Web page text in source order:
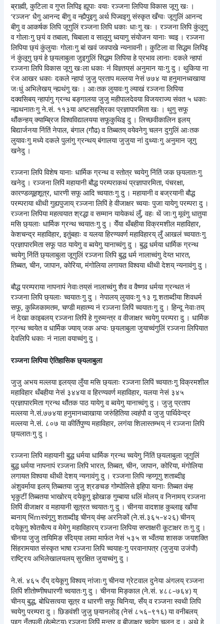
ब्राह्मी, कुटिला व गुप्त लिपिइ ह्यूपाः वयाः रञ्जना लिपिया विकास जूगु खः ।
‘रञ्जन’ धैगु आनन्द बीगु व न्ह्यैपुइगु अर्थ पिज्वइगु संस्कृत खँग्वः जूगुलिं आनन्द
बीगु व आकर्षक लिपि जूगुलिं रञ्जना लिपि धकाः धाःगु खः । रञ्जना लिपि कुंलूगु
व गोलाःगु छ्यं व तबाला, चिबाला व सालूगु ध्वयागु संयोजन यानाः च्वइ । रञ्जना
लिपिया छ्यं कुंलुयाः गोलाःगु बां खवं जवपाखे न्यनावनी । कुटिला वा सिद्धम लिपिइ
नं कुंलूगु छ्यं हे छ्यलाबुला जुइगुलिं सिद्धम लिपिया हे प्रभाव लानाः दकले न्हापां
रञ्जना लिपि विकास जूगु खःला धकाः नं विज्ञ्तय्‌सं अनुमान याःगु दु । थुकिया ना
रंज आखर धकाः दकले न्हापां जुजु प्रताप मल्लया नेसं ७७४ या हनुमानध्वखाया
जःधुं अभिलेखय् न्ह्यथंगु खः । आःतक लुयावःगु ल्याखं रञ्जना लिपिया
दक्वसिबय् न्हापांगु ग्रन्थ बङ्गालया जुजु महीपालदेवया विजयराज्य संवत ५ धकाः
न्ह्यथनातःगु ने.सं. ११३या अष्टसहस्रिका प्रज्ञापारमिता खः । थुगु सफू
थौंकन्हय् क्याम्ब्रिज विश्वविद्यालयया सफूकुथिइ दु । लिच्छवीकालिन इलय्
बिद्यार्जनया निंतिं नेपाल, बंगाल (गौढ) व तिब्बतय् वयेवनेगु चलन दुगुलिं आःतक
लुयावःगु मध्ये दकले पुलांगु ग्रन्थय् बंगालया जुजुया नां दुथ्याःगु अनुमान जूगु
खनेदु ।
रञ्जना लिपि विशेष यानाः धार्मिक ग्रन्थ व स्तोत्र च्वयेगु निंतिं जक छ्यलातःगु
खनेदु । रञ्जना लिपिं महायानी बौद्ध परम्पराकथं प्रज्ञापारमिता, पंचरक्षा,
कारण्डव्यूहशूत्र, धारणी सफू आदि च्वयातःगु दु । महायानी व बज्रयानी बौद्ध
परम्पराया थीथी गुह्यपुजाय् रञ्जना लिपिं हे वीजाक्षर च्वयाः पुजा यायेगु परम्परा दु ।
रञ्जना लिपिया महत्वयात श्रद्धा व सम्मान यायेकथं लुँ, वहः थें जाःगु मूवंगु धातुया
मसि छ्यलाः धार्मिक ग्रन्थ च्वयातःगु दु । येँया थँबहीया विक्रमशील महाविहार,
केशचन्द्र महाविहार, इतुंबहाः व यलया हिरण्यवर्ण महाविहारय् लुँ आखलं च्वयातःगु
प्रज्ञापारमिता सफू पाठ यायेगु व ब्वयेगु यानाच्वंगु दु । बुद्ध धर्मया धार्मिक ग्रन्थ
च्वयेगु निंतिं छ्यलाबुला जूगुलिं रञ्जना लिपि बुद्ध धर्म नालाच्वंगु देय्त भारत,
तिब्बत, चीन, जापान, कोरिया, मंगोलिया लगायत विश्वया थीथी देशय् न्यनावंगु दु ।
बौद्ध परम्पराया नापनापं नेवाःतय्‌सं नालाच्वंगु शैव व वैष्णव धर्मया ग्रन्थत नं
रञ्जना लिपि छ्यलाः च्वयातःगु दु । नेपालय् लुयावःगु १३ गू शताब्दीया शिवधर्म
सफू, कुब्जिकामतम, चण्डी महात्म्य नं रञ्जना लिपिं च्वयातःगु दु । हिन्दू नेवाःतय्
नं देखा काइबलय् रञ्जना लिपिं हे गुरुमन्त्र व वीजाक्षर च्वयेगु परम्परा दु । धार्मिक
ग्रन्थ च्वयेत व धार्मिक ज्याय् जक अप्वः छ्यलाबुला जुयाच्वंगुलिं रञ्जना लिपियात
देवलिपि धकाः नं नाला वयाच्वंगु दु ।
रञ्जना लिपिया ऐतिहासिक छ्यलाबुला
जुजु अभय मल्लया इलय्‌या लुँया मसि छ्यलाः रञ्जना लिपिं च्वयातःगु विक्रमशील
महाविहार थँबहीया नेसं ३४४या व हिरण्यवर्ण महाविहार, यलया नेसं ३४५
प्रज्ञापारमिता ग्रन्थ थौंतक पाठ यायेगु व ब्वयेगु यानाच्वंगु दु । जुजु प्रताप
मल्लया ने.सं.७७४या हनुमानध्वाखाया जरुंहितिया ल्वहंपौ व जुजु पार्थिवेन्द्र
मल्लया ने.सं. ८०७ या कीर्तिपुण्य महाविहार, लगंया शिलास्तम्भय् नं रञ्जना लिपि
छ्यलातःगु दु ।
रञ्जना लिपि महायानी बुद्ध धर्मया धार्मिक ग्रन्थ च्वयेगु निंतिं छ्यलाबुला जूगुलिं
बुद्ध धर्मया नापनापं रञ्जना लिपि भारत, तिब्बत, चीन, जापान, कोरिया, मंगोलिया
लगायत विश्वया थीथी देशय् न्यनावंगु दु । रञ्जना लिपि न्हय्गूगु शताब्दीइ
अंशुवर्माया इलय् तिब्बतया जुजु श्रङचङ गोम्पोलिसे इहिपा यानाः तिब्बत वंम्ह
भृकुटीं तिब्बतया भाखोरय् दयेकूगु झोखाङ गुम्बाया धलिं मोलय् व निनामय् रञ्जना
लिपिं वीजाक्षर व महायानी सूत्रत च्वयातःगु दु । चीनया वादशाह कुब्लाइ खाँया
ब्वनाय् भिंmस्वंगूगु शताब्दीइ चीनय् वंम्ह अरनिकों (ने.सं.३६५–४२६) चीनय्
दयेकूगु श्वेतचैत्य व मेमेगु महाविहारय् रञ्जना लिपिया सप्ताक्षरी कूटाक्षर तःगु दु ।
चीनया जुजु तायिमिङ सँदेय्‌या लामा मार्फत नेसं ५३५ स भ्वँतया शासक जयशक्ति
सिंहरामयात संस्कृत भाषा रञ्जना लिपि च्वयाहःगु परवानापत्र (जुजुया उजंपौ)
राष्ट्रिय अभिलेखालयलय् सुरक्षित जुयाच्वंगु दु ।
ने.सं. ४६५ दँय् दयेकूगु विश्वय् नांजाःगु चीनया ग्रेटवाल दुनेया अंगलय् रञ्जना
लिपिं शीतोष्णीषधारणी च्वयातःगु दु । चीनया मिङ्काल (ने.सं. ४८८–७६४) य्
चीनय् बुद्ध, बोधिसत्वया सूत्र व धारणी सफू चिनिया, सँय् व रञ्जना स्वथी लिपि
च्वयेगु परम्परा दु । छिङवंशी जुजु छ्यानलोड् (नेसं ८५६–९१६) या वनीबलय्
पुइगु नँतपुली (हेल्मेटय्) रञ्जना लिपिं मन्त्र व बीजाक्षर च्वयेगु चलन दु । अथे हे